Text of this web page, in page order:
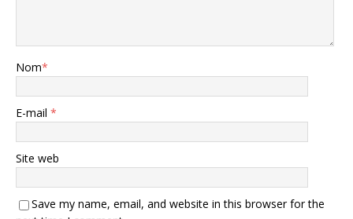
Nom*
E-mail *
Site web
Save my name, email, and website in this browser for the